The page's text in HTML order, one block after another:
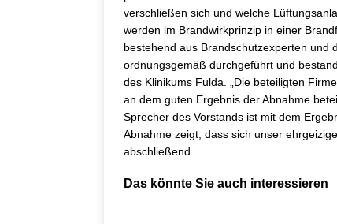
verschließen sich und welche
werden im Brandwirkprinzip in einer
bestehend aus Brandschutzexperten und
ordnungsgemäß durchgeführt und
des Klinikums Fulda. „Die beteiligten
an dem guten Ergebnis der Abnahme
Sprecher des Vorstands ist mit dem
Abnahme zeigt, dass sich unser
abschließend.
Das könnte Sie auch interessieren